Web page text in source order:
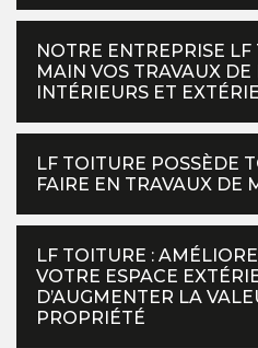
NOTRE ENTREPRISE
MAIN VOS TRAVAUX
INTÉRIEURS ET
LF TOITURE POSSÈDE
FAIRE EN TRAVAUX DE
LF TOITURE :
VOTRE ESPACE
D’AUGMENTER LA
PROPRIÉTÉ